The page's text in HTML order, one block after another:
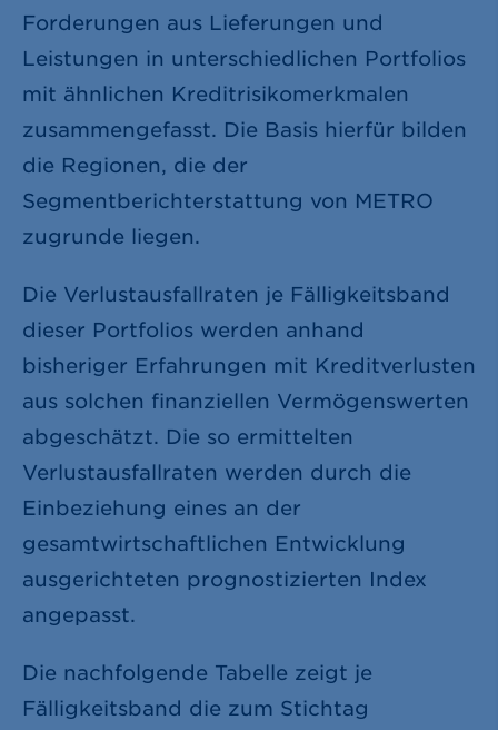
Forderungen aus Lieferungen und
Leistungen in unterschiedlichen Portfolios
mit ähnlichen Kreditrisikomerkmalen
zusammengefasst. Die Basis hierfür bilden
die Regionen, die der
Segmentberichterstattung von METRO
zugrunde liegen.
Die Verlustausfallraten je Fälligkeitsband
dieser Portfolios werden anhand
bisheriger Erfahrungen mit Kreditverlusten
aus solchen finanziellen Vermögenswerten
abgeschätzt. Die so ermittelten
Verlustausfallraten werden durch die
Einbeziehung eines an der
gesamtwirtschaftlichen Entwicklung
ausgerichteten prognostizierten Index
angepasst.
Die nachfolgende Tabelle zeigt je
Fälligkeitsband die zum Stichtag